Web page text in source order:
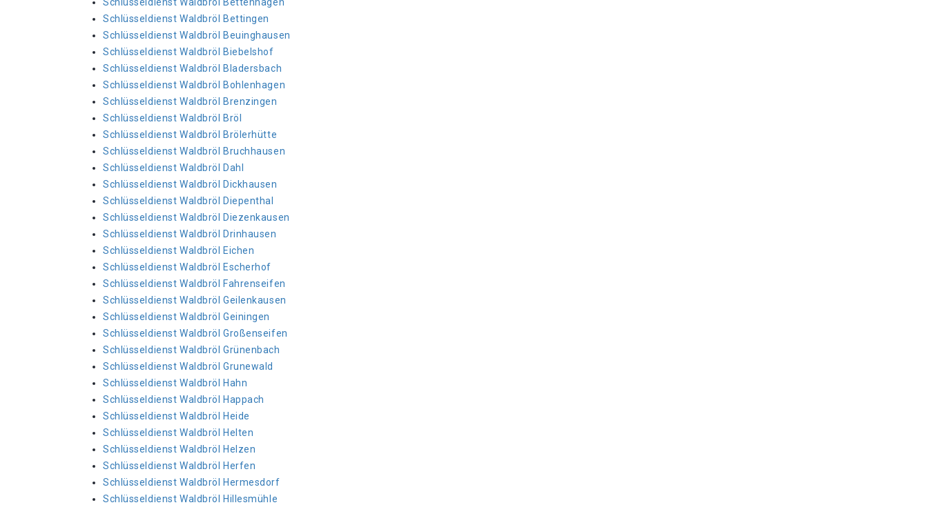
Schlüsseldienst Waldbröl Bettingen
Schlüsseldienst Waldbröl Beuinghausen
Schlüsseldienst Waldbröl Biebelshof
Schlüsseldienst Waldbröl Bladersbach
Schlüsseldienst Waldbröl Bohlenhagen
Schlüsseldienst Waldbröl Brenzingen
Schlüsseldienst Waldbröl Bröl
Schlüsseldienst Waldbröl Brölerhütte
Schlüsseldienst Waldbröl Bruchhausen
Schlüsseldienst Waldbröl Dahl
Schlüsseldienst Waldbröl Dickhausen
Schlüsseldienst Waldbröl Diepenthal
Schlüsseldienst Waldbröl Diezenkausen
Schlüsseldienst Waldbröl Drinhausen
Schlüsseldienst Waldbröl Eichen
Schlüsseldienst Waldbröl Escherhof
Schlüsseldienst Waldbröl Fahrenseifen
Schlüsseldienst Waldbröl Geilenkausen
Schlüsseldienst Waldbröl Geiningen
Schlüsseldienst Waldbröl Großenseifen
Schlüsseldienst Waldbröl Grünenbach
Schlüsseldienst Waldbröl Grunewald
Schlüsseldienst Waldbröl Hahn
Schlüsseldienst Waldbröl Happach
Schlüsseldienst Waldbröl Heide
Schlüsseldienst Waldbröl Helten
Schlüsseldienst Waldbröl Helzen
Schlüsseldienst Waldbröl Herfen
Schlüsseldienst Waldbröl Hermesdorf
Schlüsseldienst Waldbröl Hillesmühle